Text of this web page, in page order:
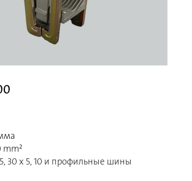
mm²
30 x 5, 10 и профильные шины